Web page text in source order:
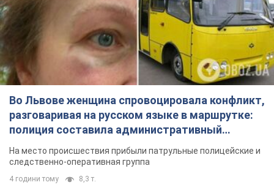
Во Львове женщина спровоцировала конфликт,
разговаривая на русском языке в маршрутке:
полиция составила административный
протокол. Видео